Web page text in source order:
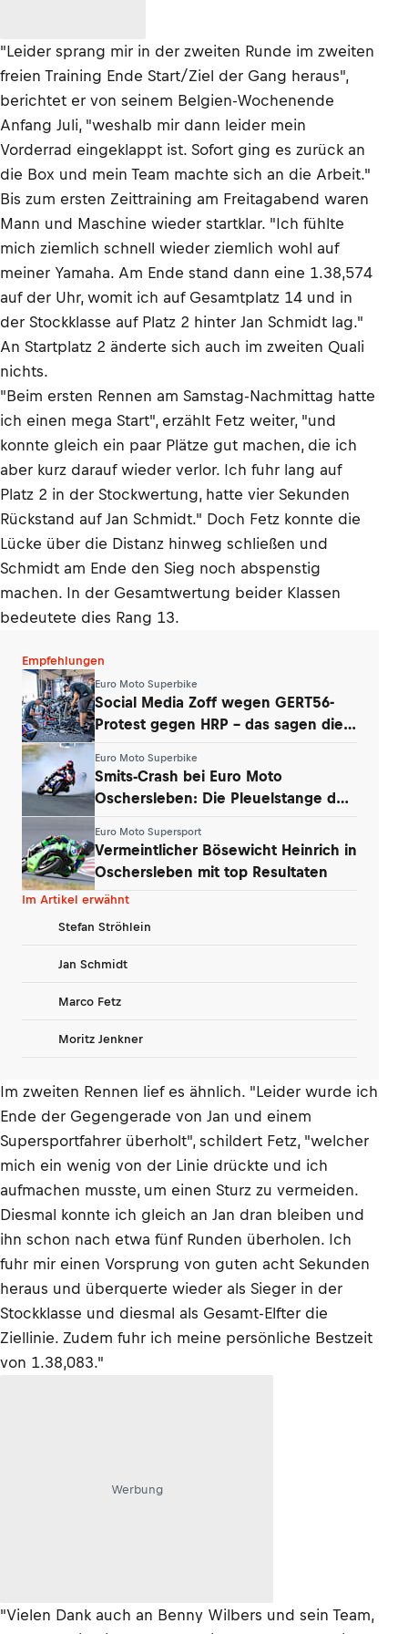
"Leider sprang mir in der zweiten Runde im zweiten
freien Training Ende Start/Ziel der Gang heraus",
berichtet er von seinem Belgien-Wochenende
Anfang Juli, "weshalb mir dann leider mein
Vorderrad eingeklappt ist. Sofort ging es zurück an
die Box und mein Team machte sich an die Arbeit."
Bis zum ersten Zeittraining am Freitagabend waren
Mann und Maschine wieder startklar. "Ich fühlte
mich ziemlich schnell wieder ziemlich wohl auf
meiner Yamaha. Am Ende stand dann eine 1.38,574
auf der Uhr, womit ich auf Gesamtplatz 14 und in
der Stockklasse auf Platz 2 hinter Jan Schmidt lag."
An Startplatz 2 änderte sich auch im zweiten Quali
nichts.
"Beim ersten Rennen am Samstag-Nachmittag hatte
ich einen mega Start", erzählt Fetz weiter, "und
konnte gleich ein paar Plätze gut machen, die ich
aber kurz darauf wieder verlor. Ich fuhr lang auf
Platz 2 in der Stockwertung, hatte vier Sekunden
Rückstand auf Jan Schmidt." Doch Fetz konnte die
Lücke über die Distanz hinweg schließen und
Schmidt am Ende den Sieg noch abspenstig
machen. In der Gesamtwertung beider Klassen
bedeutete dies Rang 13.
Empfehlungen
Euro Moto Superbike
Social Media Zoff wegen GERT56-
Protest gegen HRP – das sagen die
Euro Moto Superbike
Smits-Crash bei Euro Moto
Oschersleben: Die Pleuelstange der
Euro Moto Supersport
Vermeintlicher Bösewicht Heinrich in
Oschersleben mit top Resultaten
Im Artikel erwähnt
Stefan Ströhlein
Jan Schmidt
Marco Fetz
Moritz Jenkner
Im zweiten Rennen lief es ähnlich. "Leider wurde ich
Ende der Gegengerade von Jan und einem
Supersportfahrer überholt", schildert Fetz, "welcher
mich ein wenig von der Linie drückte und ich
aufmachen musste, um einen Sturz zu vermeiden.
Diesmal konnte ich gleich an Jan dran bleiben und
ihn schon nach etwa fünf Runden überholen. Ich
fuhr mir einen Vorsprung von guten acht Sekunden
heraus und überquerte wieder als Sieger in der
Stockklasse und diesmal als Gesamt-Elfter die
Ziellinie. Zudem fuhr ich meine persönliche Bestzeit
von 1.38,083."
Werbung
"Vielen Dank auch an Benny Wilbers und sein Team,